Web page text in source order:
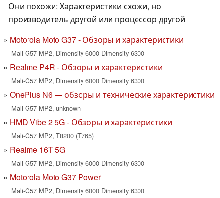
Они похожи: Характеристики схожи, но
производитель другой или процессор другой
Motorola Moto G37 - Обзоры и характеристики
Mali-G57 MP2, Dimensity 6000 Dimensity 6300
Realme P4R - Обзоры и характеристики
Mali-G57 MP2, Dimensity 6000 Dimensity 6300
OnePlus N6 — обзоры и технические характеристики
Mali-G57 MP2, unknown
HMD Vibe 2 5G - Обзоры и характеристики
Mali-G57 MP2, T8200 (T765)
Realme 16T 5G
Mali-G57 MP2, Dimensity 6000 Dimensity 6300
Motorola Moto G37 Power
Mali-G57 MP2, Dimensity 6000 Dimensity 6300